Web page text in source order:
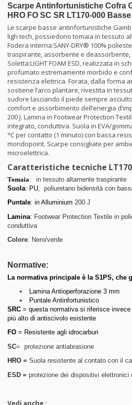
Scarpe Antinfortunistiche Cofra
HRO FO SC SR LT170-000 Basse
Le scarpe basse antinfortunistiche
ligh tech, possiedono tomaia in tessuto
Fodera interna:SANY-DRY® 100%
traspirante, assorbente e
Soletta:LIGHT FOAM ESD, realizzata in
profumato estremamente morbido e
resistenza elettrica. Forata, dalla forma
sostiene l’arco plantare, rivestita in
sudore lasciando il piede sempre
comfort e assorbimento dell’energia
200 J. Lamina in Footwear Protection
integrato, conduttiva. Suola in EVA/
°C per contatto (1 minuto) con bassa
mondopoint. Scarpe consigliate per
microelettrica.
Caratteristiche tecniche
Tomaia: in tessuto altamente traspirante
Suola: PU, poliuretano bidensità con
Puntale: in Alluminium 200 J
Lamina: Footwear Protection Textile in
conduttiva
Colore: Nero/verde
Normative:
La normativa principale è la S1PS, che
Lamina Antioperforazione 3 mm
Puntale Antinfortunistico
SRC = questa normativa si riferisce
più alto di antiscivolo esistente
FO = Resistente agli idrocarburi
SC= protezione antiabrasione
HRO = Suola resistente al contato con il
ESD = protezione dei dispositivi
Vedi anche :